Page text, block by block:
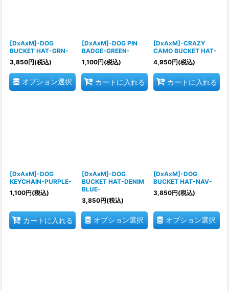
[DxAxM]-DOG
BUCKET HAT-GRN-
3,850円(税込)
オプション選択
[DxAxM]-DOG PIN
BADGE-GREEN-
1,100円(税込)
カートに入れる
[DxAxM]-CRAZY
CAMO BUCKET HAT-
4,950円(税込)
カートに入れる
[DxAxM]-DOG
KEYCHAIN-PURPLE-
1,100円(税込)
カートに入れる
[DxAxM]-DOG
BUCKET HAT-DENIM
BLUE-
3,850円(税込)
オプション選択
[DxAxM]-DOG
BUCKET HAT-NAV-
3,850円(税込)
オプション選択